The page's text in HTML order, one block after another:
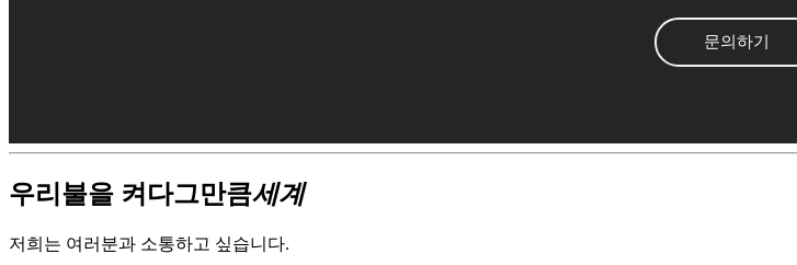
문의하기
우리 불을 켜다그만큼세계
저희는 여러분과 소통하고 싶습니다.